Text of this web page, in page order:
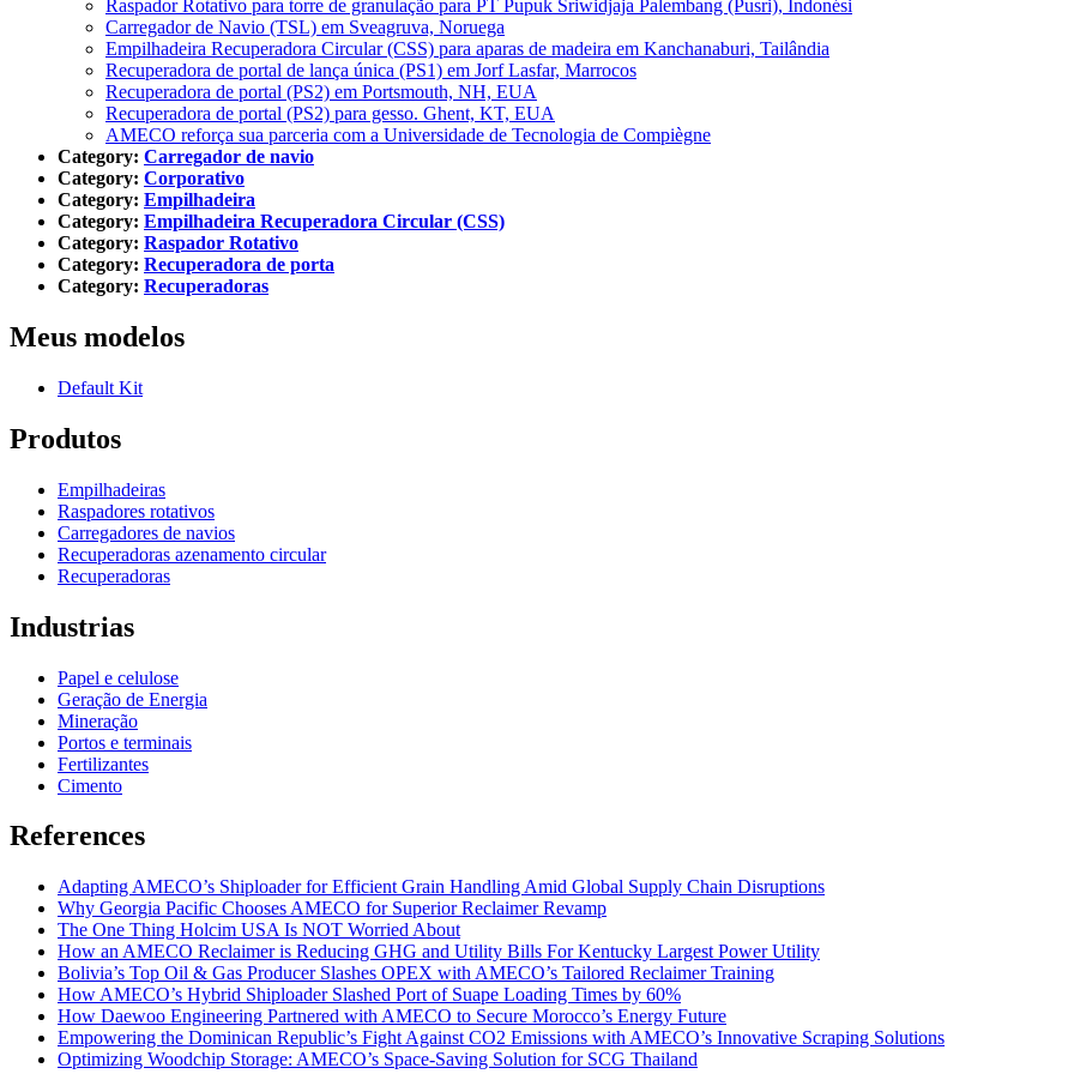
Raspador Rotativo para torre de granulação para PT Pupuk Sriwidjaja Palembang (Pusri), Indonési
Carregador de Navio (TSL) em Sveagruva, Noruega
Empilhadeira Recuperadora Circular (CSS) para aparas de madeira em Kanchanaburi, Tailândia
Recuperadora de portal de lança única (PS1) em Jorf Lasfar, Marrocos
Recuperadora de portal (PS2) em Portsmouth, NH, EUA
Recuperadora de portal (PS2) para gesso. Ghent, KT, EUA
AMECO reforça sua parceria com a Universidade de Tecnologia de Compiègne
Category: Carregador de navio
Category: Corporativo
Category: Empilhadeira
Category: Empilhadeira Recuperadora Circular (CSS)
Category: Raspador Rotativo
Category: Recuperadora de porta
Category: Recuperadoras
Meus modelos
Default Kit
Produtos
Empilhadeiras
Raspadores rotativos
Carregadores de navios
Recuperadoras azenamento circular
Recuperadoras
Industrias
Papel e celulose
Geração de Energia
Mineração
Portos e terminais
Fertilizantes
Cimento
References
Adapting AMECO’s Shiploader for Efficient Grain Handling Amid Global Supply Chain Disruptions
Why Georgia Pacific Chooses AMECO for Superior Reclaimer Revamp
The One Thing Holcim USA Is NOT Worried About
How an AMECO Reclaimer is Reducing GHG and Utility Bills For Kentucky Largest Power Utility
Bolivia’s Top Oil & Gas Producer Slashes OPEX with AMECO’s Tailored Reclaimer Training
How AMECO’s Hybrid Shiploader Slashed Port of Suape Loading Times by 60%
How Daewoo Engineering Partnered with AMECO to Secure Morocco’s Energy Future
Empowering the Dominican Republic’s Fight Against CO2 Emissions with AMECO’s Innovative Scraping Solutions
Optimizing Woodchip Storage: AMECO’s Space-Saving Solution for SCG Thailand